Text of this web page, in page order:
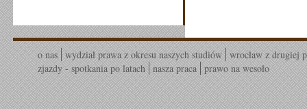
o nas wydział prawa z okresu naszych studiów wrocław z drugiej
zjazdy - spotkania po latach nasza praca prawo na wesoło